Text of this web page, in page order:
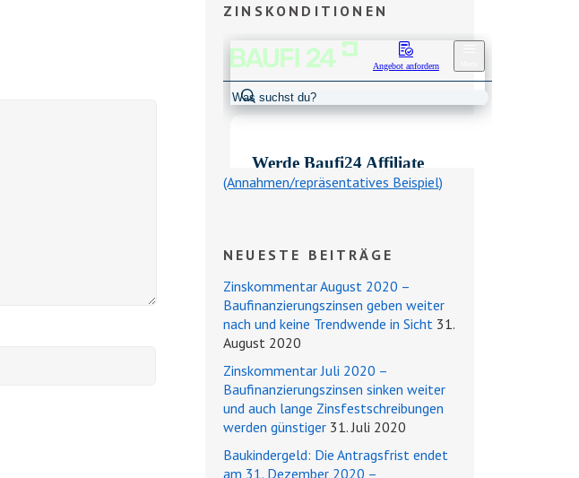
ZINSKONDITIONEN
(Annahmen/repräsentatives Beispiel)
NEUESTE BEITRÄGE
Zinskommentar August 2020 –
Baufinanzierungszinsen geben weiter
nach und keine Trendwende in Sicht 31.
August 2020
Zinskommentar Juli 2020 –
Baufinanzierungszinsen sinken weiter
und auch lange Zinsfestschreibungen
werden günstiger 31. Juli 2020
Baukindergeld: Die Antragsfrist endet
am 31. Dezember 2020 –